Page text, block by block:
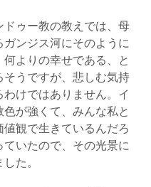
ドゥー教の教えでは、母
ガンジス河にそのように
よりの幸せである、と
そうですが、悲しむ気持
けではありません。イ
色が強くて、みんな私と
値観で生きているんだろ
ていたので、その光景に
た。